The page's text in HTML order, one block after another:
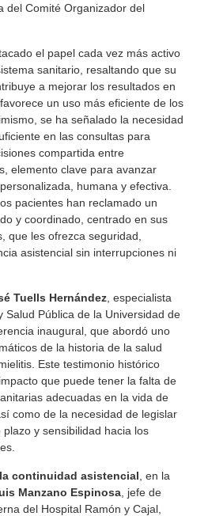
del Comité Organizador del
el papel cada vez más activo
sanitario, resaltando que su
a mejorar los resultados en
un uso más eficiente de los
se ha señalado la necesidad
en las consultas para
compartida entre
elemento clave para avanzar
humana y efectiva.
pacientes han reclamado un
y coordinado, centrado en sus
que les ofrezca seguridad,
asistencial sin interrupciones ni
Tuells Hernández , especialista
Salud Pública de la Universidad de
inaugural, que abordó uno
de la historia de la salud
Este testimonio histórico
que puede tener la falta de
adecuadas en la vida de
como de la necesidad de legislar
y sensibilidad hacia los
continuidad asistencial , en la
Manzano Espinosa , jefe de
del Hospital Ramón y Cajal,